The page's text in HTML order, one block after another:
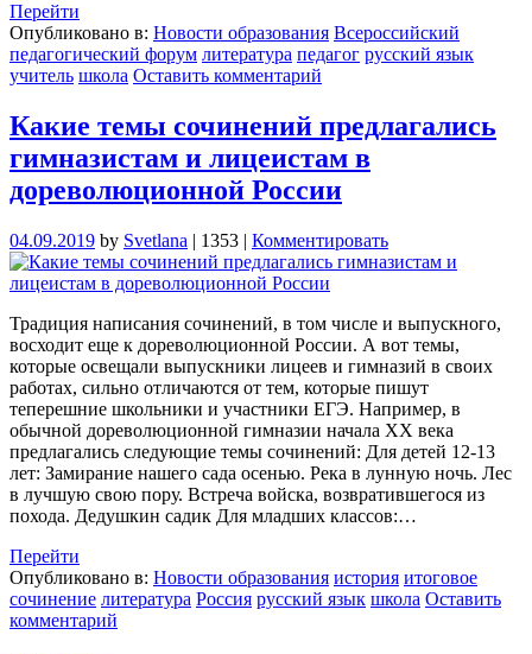
Перейти
Опубликовано в: Новости образования Всероссийский
педагогический форум литература педагог русский язык
учитель школа Оставить комментарий
Какие темы сочинений предлагались
гимназистам и лицеистам в
дореволюционной России
04.09.2019 by Svetlana | 1353 | Комментировать
Традиция написания сочинений, в том числе и выпускного,
восходит еще к дореволюционной России. А вот темы,
которые освещали выпускники лицеев и гимназий в своих
работах, сильно отличаются от тем, которые пишут
теперешние школьники и участники ЕГЭ. Например, в
обычной дореволюционной гимназии начала ХХ века
предлагались следующие темы сочинений: Для детей 12-13
лет: Замирание нашего сада осенью. Река в лунную ночь. Лес
в лучшую свою пору. Встреча войска, возвратившегося из
похода. Дедушкин садик Для младших классов:…
Перейти
Опубликовано в: Новости образования история итоговое
сочинение литература Россия русский язык школа Оставить
комментарий